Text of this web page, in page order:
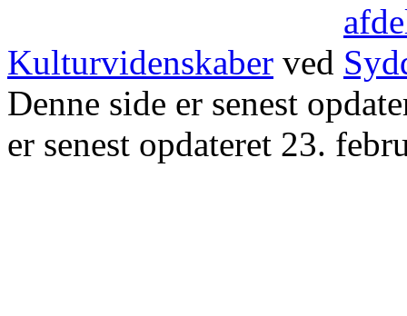
Kulturvidenskaber ved
Denne side er senest
er senest opdateret 23.